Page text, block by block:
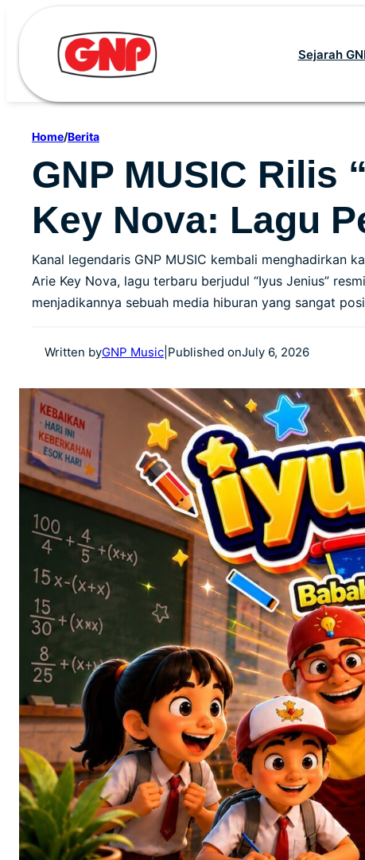
Sejarah
Home/Berita
GNP MUSIC Rilis
Key Nova: Lagu
Kanal legendaris GNP MUSIC kembali menghadirkan
Arie Key Nova, lagu terbaru berjudul “Iyus Jenius”
menjadikannya sebuah media hiburan yang sangat
Written byGNP Music Published onJuly 6, 2026